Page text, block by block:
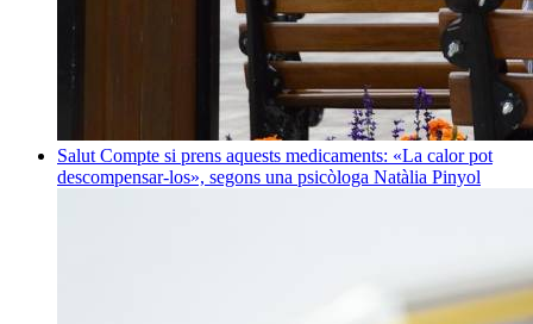
Salut Compte si prens aquests medicaments: «La calor pot
descompensar-los», segons una psicòloga Natàlia Pinyol